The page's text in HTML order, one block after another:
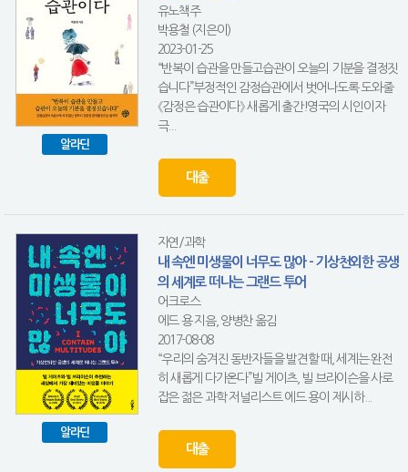
알라딘
유노책주
박용철 (지은이)
2023-01-25
“반복이 습관을 만들고습관이 오늘의 기분을 결정짓
습니다”부정적인 감정습관에서 벗어나도록 도와줄
《감정은 습관이다》 새롭게 출간!영국의 시인이자
극...
대출
알라딘
자연/과학
내 속엔 미생물이 너무도 많아 - 기상천외한 공생
의 세계로 떠나는 그랜드 투어
어크로스
에드 용 지음, 양병찬 옮김
2017-08-08
“우리의 숨겨진 동반자들을 발견할 때, 세계는 완전
히 새롭게 다가온다”빌 게이츠, 빌 브라이슨을 사로
잡은 젊은 과학 저널리스트 에드 용이 제시하...
대출